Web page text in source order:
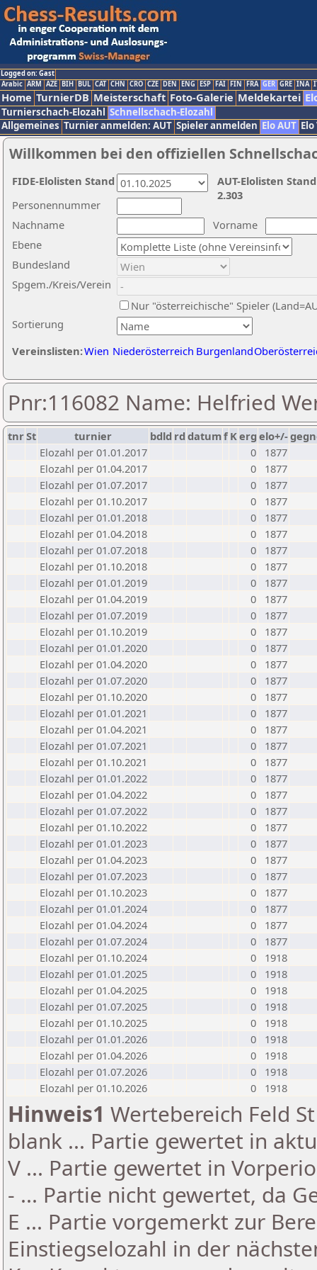
Logged on: Gast
Arabic ARM AZE BIH BUL CAT CHN CRO CZE DEN ENG ESP FAI FIN FRA GER GRE INA
Home TurnierDB Meisterschaft Foto-Galerie Meldekartei
Turnierschach-Elozahl Schnellschach-Elozahl
Allgemeines Turnier anmelden: AUT Spieler anmelden Elo AUT
Willkommen bei den offiziellen
Nachname
Vorname
Ebene
Sortierung
Personennummer
Bundesland
Spgem./Kreis/Verein
Nur "österreichische" Spieler
Vereinslisten:Wien Niederösterreich Burgenland
AUT-Elolisten
2.303
FIDE-Elolisten Stand
Pnr:116082 Name: Helfried
tnrSt turnier bdld rd datumf Kerg elo+/-
Elozahl per 01.01.2017
0
1877
Elozahl per 01.04.2017
0
1877
Elozahl per 01.07.2017
0
1877
Elozahl per 01.10.2017
0
1877
Elozahl per 01.01.2018
0
1877
Elozahl per 01.04.2018
0
1877
Elozahl per 01.07.2018
0
1877
Elozahl per 01.10.2018
0
1877
Elozahl per 01.01.2019
0
1877
Elozahl per 01.04.2019
0
1877
Elozahl per 01.07.2019
0
1877
Elozahl per 01.10.2019
0
1877
Elozahl per 01.01.2020
0
1877
Elozahl per 01.04.2020
0
1877
Elozahl per 01.07.2020
0
1877
Elozahl per 01.10.2020
0
1877
Elozahl per 01.01.2021
0
1877
Elozahl per 01.04.2021
0
1877
Elozahl per 01.07.2021
0
1877
Elozahl per 01.10.2021
0
1877
Elozahl per 01.01.2022
0
1877
Elozahl per 01.04.2022
0
1877
Elozahl per 01.07.2022
0
1877
Elozahl per 01.10.2022
0
1877
Elozahl per 01.01.2023
0
1877
Elozahl per 01.04.2023
0
1877
Elozahl per 01.07.2023
0
1877
Elozahl per 01.10.2023
0
1877
Elozahl per 01.01.2024
0
1877
Elozahl per 01.04.2024
0
1877
Elozahl per 01.07.2024
0
1877
Elozahl per 01.10.2024
0
1918
Elozahl per 01.01.2025
0
1918
Elozahl per 01.04.2025
0
1918
Elozahl per 01.07.2025
0
1918
Elozahl per 01.10.2025
0
1918
Elozahl per 01.01.2026
0
1918
Elozahl per 01.04.2026
0
1918
Elozahl per 01.07.2026
0
1918
Elozahl per 01.10.2026
0 1918
Hinweis1 Wertebereich Feld
blank ... Partie gewertet in
V ... Partie gewertet in
- ... Partie nicht gewertet, da
E ... Partie vorgemerkt zur
Einstiegselozahl in der